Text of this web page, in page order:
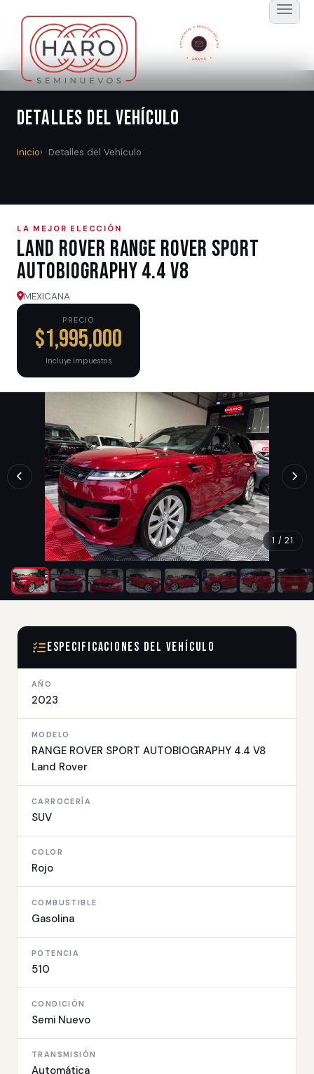
SUSCRÍBETE A NUESTRO BOLETÍN
GRATIS
Detalles del Vehículo
Inicio Detalles del Vehículo
LA MEJOR ELECCIÓN
Land Rover RANGE ROVER SPORT
AUTOBIOGRAPHY 4.4 V8
MEXICANA
PRECIO
$1,995,000
Incluye impuestos
1 / 21
Especificaciones del Vehículo
AÑO
2023
MODELO
RANGE ROVER SPORT AUTOBIOGRAPHY 4.4 V8
Land Rover
CARROCERÍA
SUV
COLOR
Rojo
COMBUSTIBLE
Gasolina
POTENCIA
510
CONDICIÓN
Semi Nuevo
TRANSMISIÓN
Automática